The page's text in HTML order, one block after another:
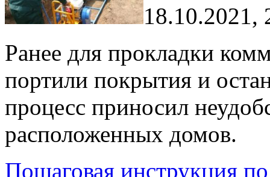
18.10.2021,
Ранее для прокладки
портили покрытия и
процесс приносил
расположенных домов.
Пошаговая инструкция